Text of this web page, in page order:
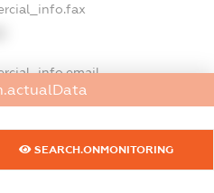
SEARCH.ONMONITORING